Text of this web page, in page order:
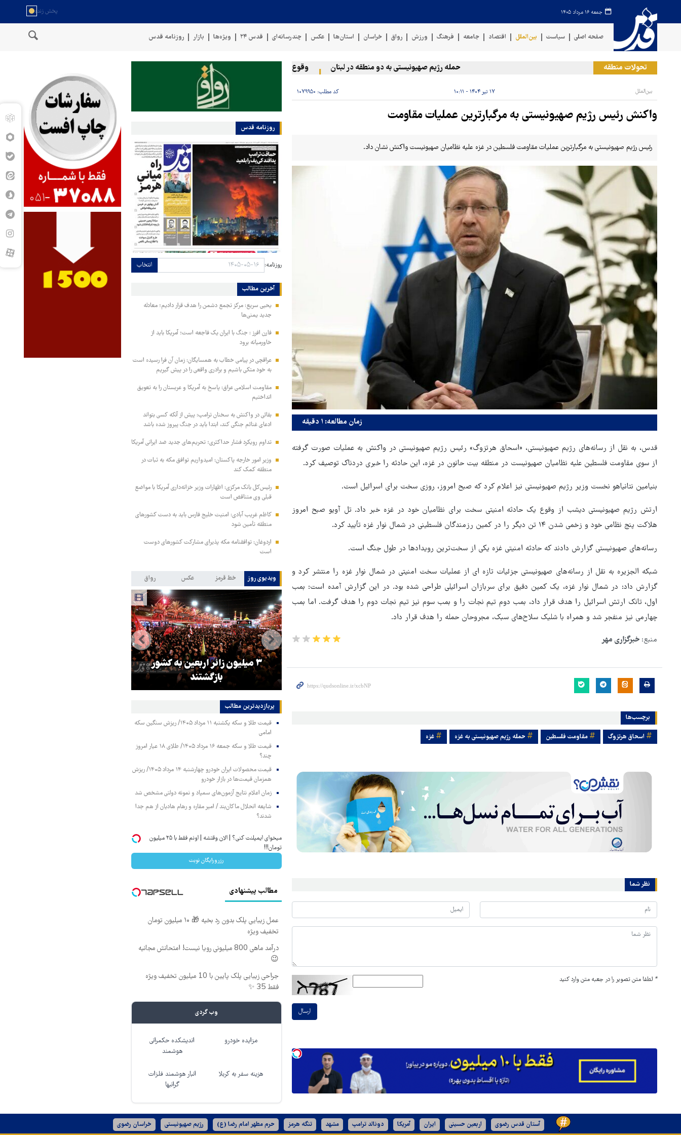
جمعه ۱۶ مرداد ۱۴۰۵
صفحه اصلی سیاست بین‌الملل اقتصاد جامعه فرهنگ ورزش رواق خراسان استان‌ها عکس چندرسانه‌ای قدس ۲۴ ویژه‌ها بازار روزنامه قدس
تحولات منطقه حمله رژیم صهیونیستی به دو منطقه در لبنان وقوع حادثه دریایی در سواحل عمان
بین‌الملل ۱۷ تیر ۱۴۰۴ - ۱۰:۱۱ کد مطلب: ۱۰۷۹۹۵۰
واکنش رئیس رژیم صهیونیستی به مرگبارترین عملیات مقاومت
رئیس رژیم صهیونیستی به مرگبارترین عملیات مقاومت فلسطین در غزه علیه نظامیان صهیونیست واکنش نشان داد.
زمان مطالعه: ۱ دقیقه
قدس، به نقل از رسانه‌های رژیم صهیونیستی، «اسحاق هرتزوگ» رئیس رژیم صهیونیستی در واکنش به عملیات صورت گرفته
از سوی مقاومت فلسطین علیه نظامیان صهیونیست در منطقه بیت حانون در غزه، این حادثه را خبری دردناک توصیف کرد.
بنیامین نتانیاهو نخست وزیر رژیم صهیونیستی نیز اعلام کرد که صبح امروز، روزی سخت برای اسرائیل است.
‌ارتش رژیم صهیونیستی دیشب از وقوع یک حادثه امنیتی سخت برای نظامیان خود در غزه خبر داد. تل آویو صبح امروز
هلاکت پنج نظامی خود و زخمی شدن ۱۴ تن دیگر را در کمین رزمندگان فلسطینی در شمال نوار غزه تأیید کرد.
رسانه‌های صهیونیستی گزارش دادند که حادثه امنیتی غزه یکی از سخت‌ترین رویدادها در طول جنگ است.
شبکه الجزیره به نقل از رسانه‌های صهیونیستی جزئیات تازه ای از عملیات سخت امنیتی در شمال نوار غزه را منتشر کرد و
گزارش داد: در شمال نوار غزه، یک کمین دقیق برای سربازان اسرائیلی طراحی شده بود. در این گزارش آمده است: بمب
اول، تانک ارتش اسرائیل را هدف قرار داد، بمب دوم تیم نجات را و بمب سوم نیز تیم نجات دوم را هدف گرفت. اما بمب
چهارمی نیز منفجر شد و همراه با شلیک سلاح‌های سبک، مجروحان حمله را هدف قرار داد.
منبع: خبرگزاری مهر
برچسب‌ها
اسحاق هرتزوگ مقاومت فلسطین حمله رژیم صهیونیستی به غزه غزه
نظر شما
* لطفا متن تصویر را در جعبه متن وارد کنید
ارسال
روزنامه قدس
روزنامه: انتخاب
آخرین مطالب
یحیی سریع: مرکز تجمع دشمن را هدف قرار دادیم؛ معادله
جدید یمنی‌ها
فارن افرز : جنگ با ایران یک فاجعه است؛ آمریکا باید از
خاورمیانه برود
عراقچی در پیامی خطاب به همسایگان: زمان آن فرا رسیده است
به خود متکی باشیم و برادری واقعی را در پیش گیریم
مقاومت اسلامی عراق: پاسخ به آمریکا و عربستان را به تعویق
انداختیم
بقائی در واکنش به سخنان ترامپ: پیش از آنکه کسی بتواند
ادعای غنائم جنگی کند، ابتدا باید در جنگ پیروز شده باشد
تداوم رویکرد فشار حداکثری؛ تحریم‌های جدید ضد ایرانی آمریکا
وزیر امور خارجه پاکستان: امیدواریم توافق مکه به ثبات در
منطقه کمک کند
رئیس‌کل بانک مرکزی: اظهارات وزیر خزانه‌داری آمریکا با مواضع
قبلی وی متناقض است
کاظم غریب آبادی: امنیت خلیج فارس باید به دست کشورهای
منطقه تأمین شود
اردوغان: توافقنامه مکه پذیرای مشارکت کشورهای دوست
است
ویدیوی روز خط قرمز عکس رواق
هماهنگی محور مقاومت، آمریکا را
ترامپ نماد فساد، اقتدارگرایی و
۳ میلیون زائر اربعین به کشور
بازگشتند
پربازدیدترین‌ مطالب
قیمت طلا و سکه یکشنبه ۱۱ مرداد ۱۴۰۵/ ریزش سنگین سکه
امامی
قیمت طلا و سکه جمعه ۱۶ مرداد ۱۴۰۵/ طلای ۱۸ عیار امروز
چند؟
قیمت محصولات ایران خودرو چهارشنبه ۱۴ مرداد ۱۴۰۵/ ریزش
همزمان قیمت‌ها در بازار خودرو
زمان اعلام نتایج آزمون‌های سمپاد و نمونه دولتی مشخص شد
شایعه انحلال ماکان‌بند / امیر مقاره و رهام هادیان از هم جدا
شدند؟
میخوای ایمپلنت کنی؟ | الان وقتشه | اونم فقط با ۲۵ میلیون
تومان!!!
رزرورایگان نوبت
مطالب پیشنهادی
عمل زیبایی پلک بدون رد بخیه 🎁 ۱۰ میلیون تومان
تخفیف ویژه
درآمد ماهی 800 میلیونی رویا نیست! امتحانش مجانیه
😉
جراحی زیبایی پلک پایین با 10 میلیون تخفیف ویژه
فقط 35 ✨
وب گردی
مزایده خودرو
اندیشکده حکمرانی
هوشمند
هزینه سفر به کربلا
انبار هوشمند فلزات
گرانبها
آستان قدس رضوی اربعین حسینی ایران آمریکا دونالد ترامپ مشهد تنگه هرمز حرم مطهر امام رضا (ع) رژیم صهیونیستی خراسان رضوی